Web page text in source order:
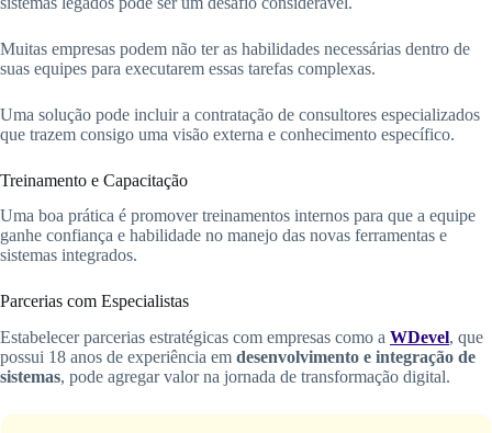
Muitas empresas podem não ter as habilidades necessárias dentro de
suas equipes para executarem essas tarefas complexas.
Uma solução pode incluir a contratação de consultores especializados
que trazem consigo uma visão externa e conhecimento específico.
Treinamento e Capacitação
Uma boa prática é promover treinamentos internos para que a equipe
ganhe confiança e habilidade no manejo das novas ferramentas e
sistemas integrados.
Parcerias com Especialistas
Estabelecer parcerias estratégicas com empresas como a WDevel, que
possui 18 anos de experiência em desenvolvimento e integração de
sistemas, pode agregar valor na jornada de transformação digital.